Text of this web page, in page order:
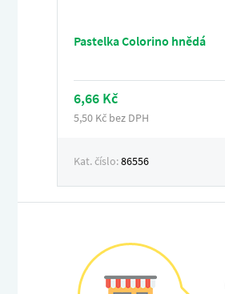
Pastelka Colorino hnědá
6,66 Kč
5,50 Kč bez DPH
Kat. číslo:86556